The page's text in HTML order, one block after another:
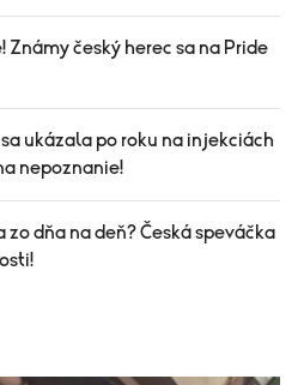
český herec sa na Pride
ukázala po roku na injekciách
nepoznanie!
zo dňa na deň? Česká speváčka